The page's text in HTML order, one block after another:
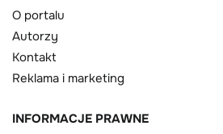
O portalu
Autorzy
Kontakt
Reklama i marketing
INFORMACJE PRAWNE